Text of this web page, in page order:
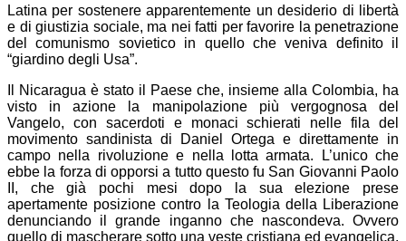
Latina per sostenere apparentemente un desiderio di libertà
e di giustizia sociale, ma nei fatti per favorire la penetrazione
del comunismo sovietico in quello che veniva definito il
“giardino degli Usa”.
Il Nicaragua è stato il Paese che, insieme alla Colombia, ha
visto in azione la manipolazione più vergognosa del
Vangelo, con sacerdoti e monaci schierati nelle fila del
movimento sandinista di Daniel Ortega e direttamente in
campo nella rivoluzione e nella lotta armata. L’unico che
ebbe la forza di opporsi a tutto questo fu San Giovanni Paolo
II, che già pochi mesi dopo la sua elezione prese
apertamente posizione contro la Teologia della Liberazione
denunciando il grande inganno che nascondeva. Ovvero
quello di mascherare sotto una veste cristiana ed evangelica,